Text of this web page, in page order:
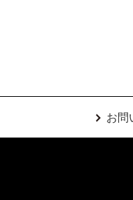
お問